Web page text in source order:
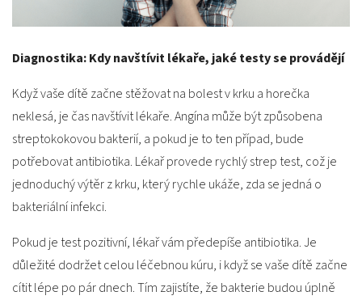
Diagnostika: Kdy navštívit lékaře, jaké testy se provádějí
Když vaše dítě začne stěžovat na bolest v krku a horečka
neklesá, je čas navštívit lékaře. Angína může být způsobena
streptokokovou bakterií, a pokud je to ten případ, bude
potřebovat antibiotika. Lékař provede rychlý strep test, což je
jednoduchý výtěr z krku, který rychle ukáže, zda se jedná o
bakteriální infekci.
Pokud je test pozitivní, lékař vám předepíše antibiotika. Je
důležité dodržet celou léčebnou kúru, i když se vaše dítě začne
cítit lépe po pár dnech. Tím zajistíte, že bakterie budou úplně